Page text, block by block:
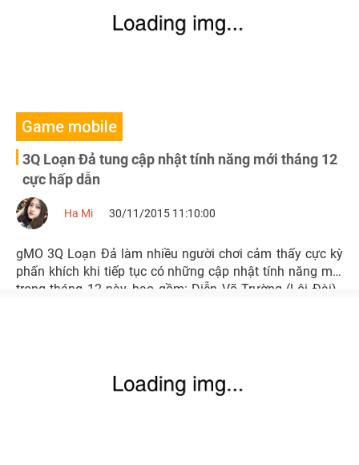
Game mobile
3Q Loạn Đả tung cập nhật tính năng mới tháng 12
cực hấp dẫn
Ha Mi 30/11/2015 11:10:00
gMO 3Q Loạn Đả làm nhiều người chơi cảm thấy cực kỳ
phấn khích khi tiếp tục có những cập nhật tính năng mới
trong tháng 12 này, bao gồm: Diễn Võ Trường (Lôi Đài) ,